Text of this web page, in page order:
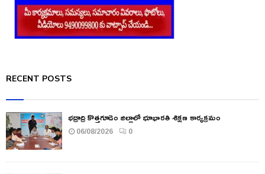
RECENT POSTS
భద్రాద్రి కొత్తగూడెం జిల్లాలో భూభారతి శిక్షణ కార్యక్రమం
06/08/2026 0